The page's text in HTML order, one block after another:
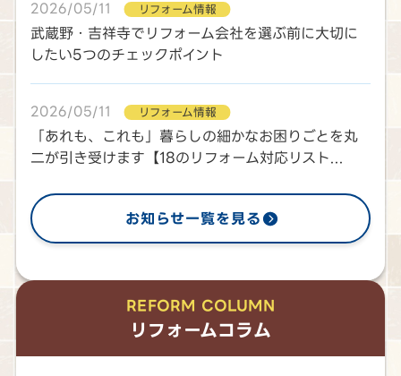
2026/05/11 リフォーム情報
武蔵野・吉祥寺でリフォーム会社を選ぶ前に大切に
したい5つのチェックポイント
2026/05/11 リフォーム情報
「あれも、これも」暮らしの細かなお困りごとを丸
二が引き受けます【18のリフォーム対応リスト...
お知らせ一覧を見る
REFORM COLUMN
リフォームコラム